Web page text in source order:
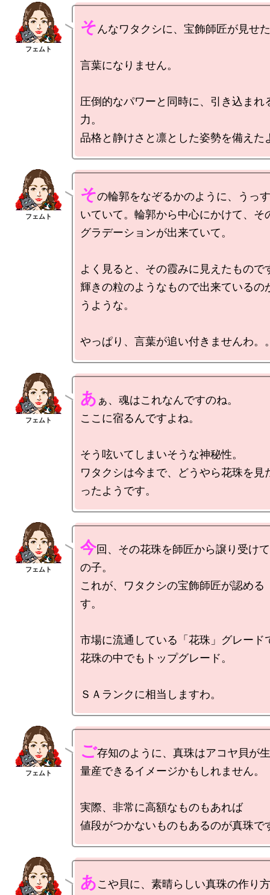
そんなワタクシに、宝飾師匠が見せ
言葉になりません。
圧倒的なパワーと同時に、引き込まれ
力。
その輪郭をなぞるかのように、うっ
いていて。輪郭から中心にかけて、そ
グラデーションが出来ていて。
よく見ると、その霞みに見えたもので
輝きの粒のようなもので出来ているの
うような。
あ ぁ、魂はこれなんですのね。
ここに宿るんですよね。
そう呟いてしまいそうな神秘性。
ワタクシは今まで、どうやら花珠を見
今回、その花珠を師匠から譲り受け
の子。
これが、ワタクシの宝飾師匠が認める
す。
市場に流通している「花珠」グレード
花珠の中でもトップグレード。
ご存知のように、真珠はアコヤ貝が
量産できるイメージかもしれません。
実際、非常に高額なものもあれば
あこや貝に、素晴らしい真珠の作り